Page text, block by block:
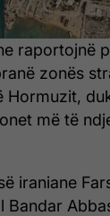
raportojnë
zonës
Hormuzit,
më të
iraniane
Bandar